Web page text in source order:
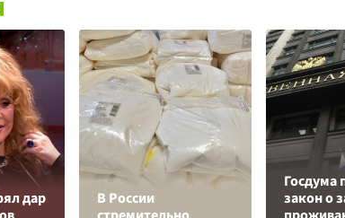
дар
В России
Госдума
закон о